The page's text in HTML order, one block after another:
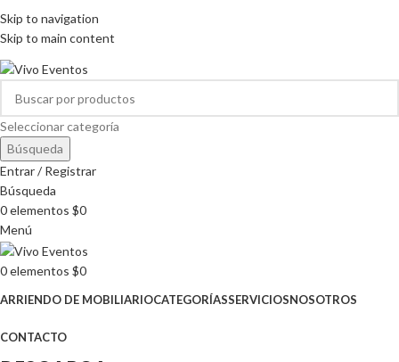
Skip to navigation
Skip to main content
HORARIOS DE ATENCIÓN: 8:00 - 17:00 HORAS
ARRIENDO DE MOBILIARIO PARA EVENTOS
Seleccionar categoría
Búsqueda
Entrar / Registrar
Búsqueda
0elementos $0
Menú
0elementos $0
ARRIENDO DE MOBILIARIOCATEGORÍASSERVICIOSNOSOTROS
CONTACTO